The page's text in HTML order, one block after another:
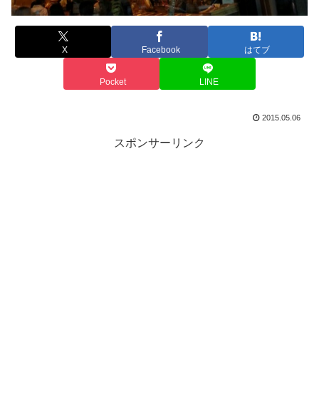
X Facebook はてブ
Pocket LINE
2015.05.06
スポンサーリンク